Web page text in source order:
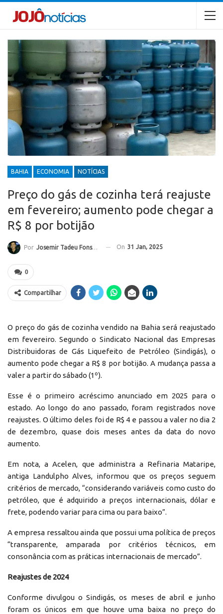
BAHIA ECONOMIA NOTÍCIAS
Preço do gás de cozinha terá reajuste
em fevereiro; aumento pode chegar a
R$ 8 por botijão
Por Josemir Tadeu Fonseca On 31 Jan, 2025
0
Compartilhar
O preço do gás de cozinha vendido na Bahia será reajustado
em fevereiro. Segundo o Sindicato Nacional das Empresas
Distribuidoras de Gás Liquefeito de Petróleo (Sindigás), o
aumento pode chegar a R$ 8 por botijão. A mudança passa a
valer a partir do sábado (1º).
Esse é o primeiro acréscimo anunciado em 2025 para o
estado. Ao longo do ano passado, foram registrados nove
reajustes. O último deles foi de R$ 4 e passou a valer no dia 2
de dezembro, quase dois meses antes da data do novo
aumento.
Em nota, a Acelen, que administra a Refinaria Mataripe,
antiga Landulpho Alves, informou que os preços seguem
critérios de mercado, “considerando variáveis como custo do
petróleo, que é adquirido a preços internacionais, dólar e
frete, podendo variar para cima ou para baixo”.
A empresa ressaltou ainda que possui uma política de preços
“transparente, amparada por critérios técnicos, em
consonância com as práticas internacionais de mercado”.
Reajustes de 2024
Conforme divulgou o Sindigás, os meses de abril e junho
foram os únicos em que houve uma baixa no preço do